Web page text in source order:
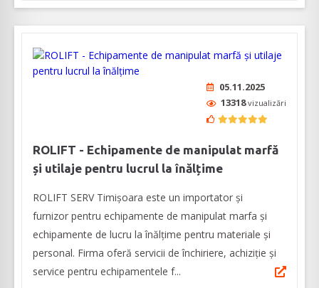
05.11.2025
13318vizualizări
ROLIFT - Echipamente de manipulat marfă
și utilaje pentru lucrul la înălțime
ROLIFT SERV Timișoara este un importator și
furnizor pentru echipamente de manipulat marfa şi
echipamente de lucru la înălţime pentru materiale şi
personal. Firma oferă servicii de închiriere, achiziție și
service pentru echipamentele f...